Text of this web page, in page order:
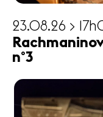
23.08.26 >
n°3